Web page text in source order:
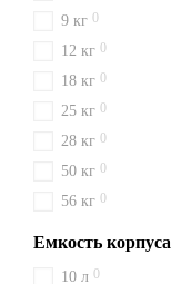
9 кг 0
12 кг 0
18 кг 0
25 кг 0
28 кг 0
50 кг 0
56 кг 0
Емкость корпуса
10 л 0